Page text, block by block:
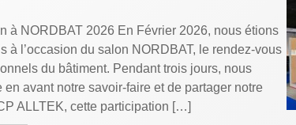
à NORDBAT 2026 En Février 2026, nous étions
à l’occasion du salon NORDBAT, le rendez-vous
du bâtiment. Pendant trois jours, nous
avant notre savoir-faire et de partager notre
ALLTEK, cette participation […]